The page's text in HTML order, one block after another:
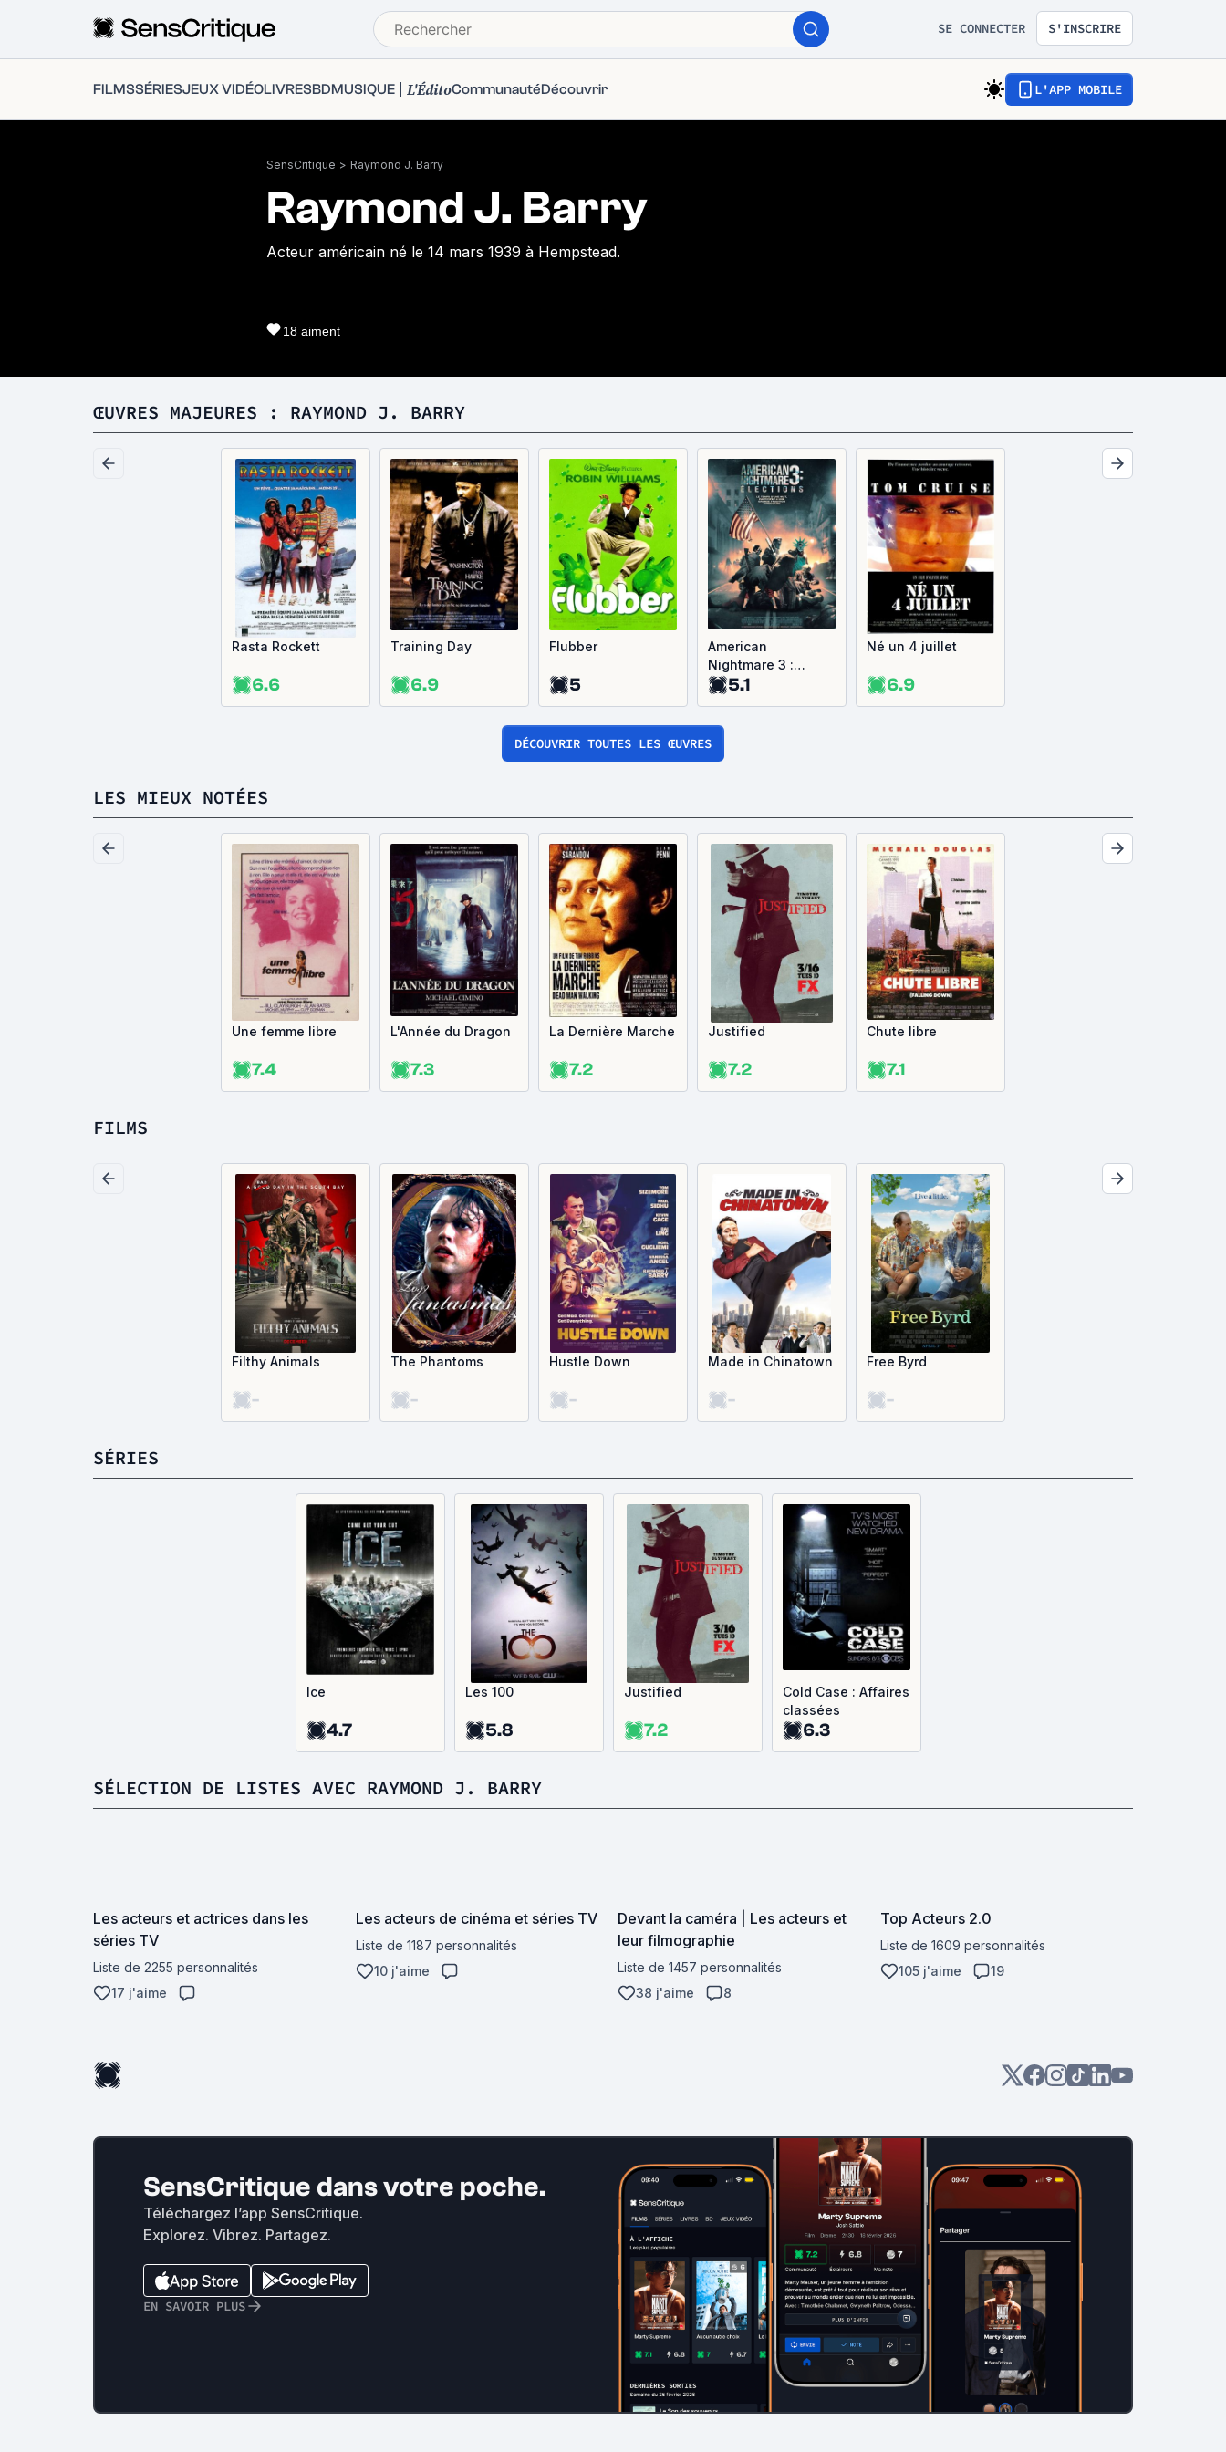
SE CONNECTER S'INSCRIRE
FILMSSÉRIESJEUX VIDÉOLIVRESBDMUSIQUE L'ÉditoCommunautéDécouvrir L'APP MOBILE
SensCritique > Raymond J. Barry
Raymond J. Barry
Acteur américain né le 14 mars 1939 à Hempstead.
18 aiment
ŒUVRES MAJEURES : RAYMOND J. BARRY
Rasta Rockett
6.6
Training Day
6.9
Flubber
5
American
Nightmare 3 :
Élections
5.1
Né un 4 juillet
6.9
DÉCOUVRIR TOUTES LES ŒUVRES
LES MIEUX NOTÉES
Une femme libre
7.4
L'Année du Dragon
7.3
La Dernière Marche
7.2
Justified
7.2
Chute libre
7.1
FILMS
Filthy Animals
-
The Phantoms
-
Hustle Down
-
Made in Chinatown
-
Free Byrd
-
SÉRIES
Ice
4.7
Les 100
5.8
Justified
7.2
Cold Case : Affaires
classées
6.3
SÉLECTION DE LISTES AVEC RAYMOND J. BARRY
Les acteurs et actrices dans les
séries TV
Liste de 2255 personnalités
17 j'aime
Les acteurs de cinéma et séries TV
Liste de 1187 personnalités
10 j'aime
Devant la caméra | Les acteurs et
leur filmographie
Liste de 1457 personnalités
38 j'aime
8
Top Acteurs 2.0
Liste de 1609 personnalités
105 j'aime
19
SensCritique dans votre poche.
Téléchargez l’app SensCritique.
Explorez. Vibrez. Partagez.
EN SAVOIR PLUS